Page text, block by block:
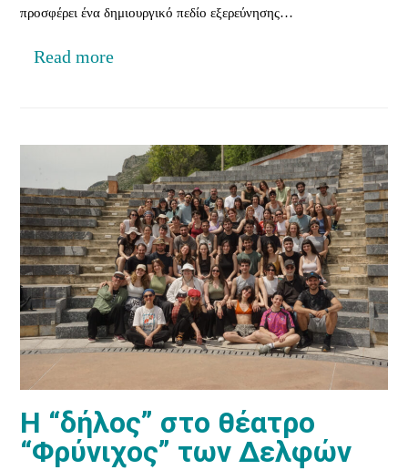
προσφέρει ένα δημιουργικό πεδίο εξερεύνησης…
Read more
Η “δήλος” στο θέατρο
“Φρύνιχος” των Δελφών